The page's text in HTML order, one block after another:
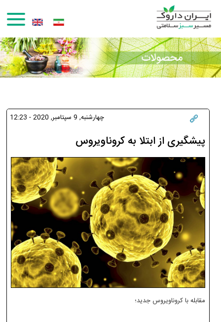
رفتن به محتوای اصلی
چهارشنبه, 9 سپتامبر, 2020 - 12:23
پیشگیری از ابتلا به کروناویروس
مقابله با کروناویروس جدید؛